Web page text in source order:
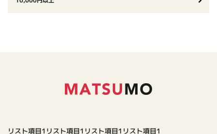
リスト項目1リスト項目1リスト項目1リスト項目1